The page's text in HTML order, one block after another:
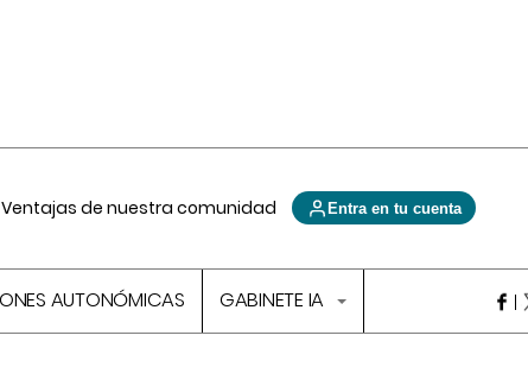
Ventajas de nuestra comunidad Entra en tu cuenta
AUTONÓMICAS GABINETE IA